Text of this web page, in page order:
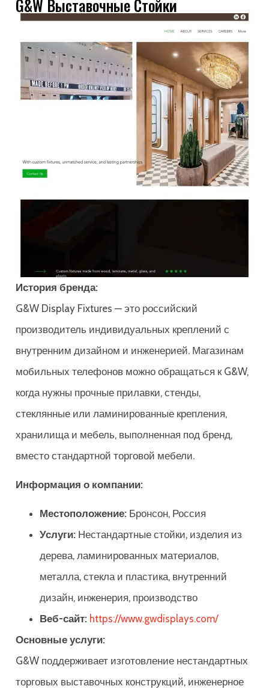
G&W Выставочные Стойки
История бренда:
G&W Display Fixtures — это российский
производитель индивидуальных креплений с
внутренним дизайном и инженерией. Магазинам
мобильных телефонов можно обращаться к G&W,
когда нужны прочные прилавки, стенды,
стеклянные или ламинированные крепления,
хранилища и мебель, выполненная под бренд,
вместо стандартной торговой мебели.
Информация о компании:
Местоположение: Бронсон, Россия
Услуги: Нестандартные стойки, изделия из
дерева, ламинированных материалов,
металла, стекла и пластика, внутренний
дизайн, инженерия, производство
Веб-сайт: https://www.gwdisplays.com/
Основные услуги:
G&W поддерживает изготовление нестандартных
торговых выставочных конструкций, инженерное